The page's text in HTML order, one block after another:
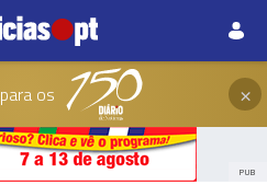
para os ×
PUB